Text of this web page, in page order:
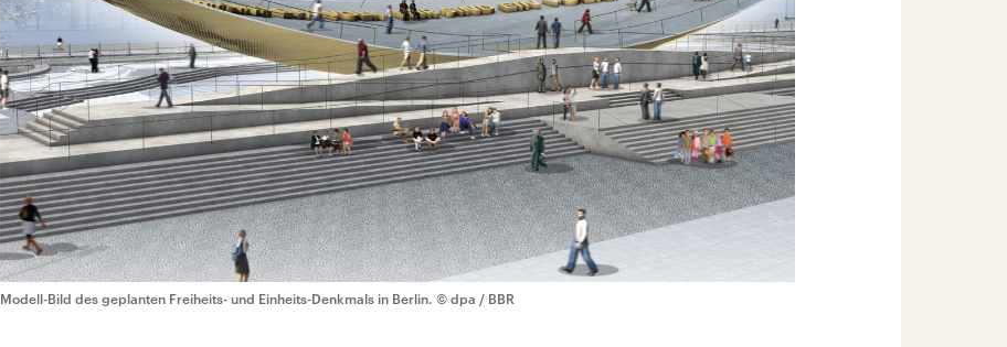
Modell-Bild des geplanten Freiheits- und Einheits-Denkmals in Berlin. © dpa / BBR